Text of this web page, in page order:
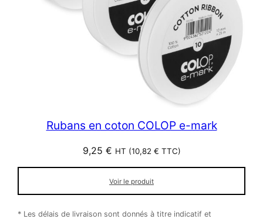
Rubans en coton COLOP e-mark
9,25 € HT (10,82 € TTC)
Voir le produit
* Les délais de livraison sont donnés à titre indicatif et